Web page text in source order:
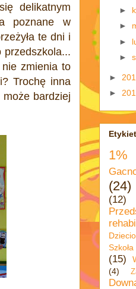
delikatnym
poznane w
te dni i
zmienia to
Trochę inna
bardziej
►
►
►
►
►
►
1%
(24)
(12)
Szkoła
(15)
(4)